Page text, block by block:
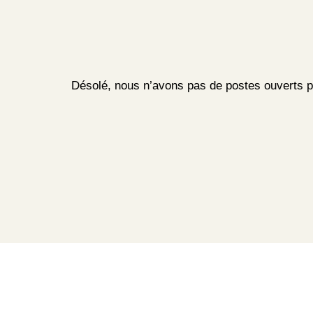
Désolé, nous n’avons pas de postes ouverts